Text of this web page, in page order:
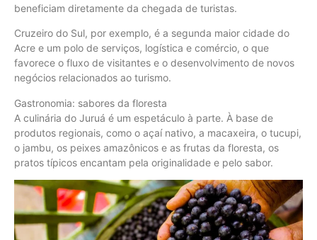
beneficiam diretamente da chegada de turistas.
Cruzeiro do Sul, por exemplo, é a segunda maior cidade do
Acre e um polo de serviços, logística e comércio, o que
favorece o fluxo de visitantes e o desenvolvimento de novos
negócios relacionados ao turismo.
Gastronomia: sabores da floresta
A culinária do Juruá é um espetáculo à parte. À base de
produtos regionais, como o açaí nativo, a macaxeira, o tucupi,
o jambu, os peixes amazônicos e as frutas da floresta, os
pratos típicos encantam pela originalidade e pelo sabor.